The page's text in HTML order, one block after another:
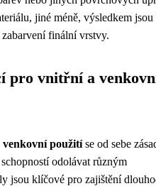
jiné méně, výsledkem jsou
finální vrstvy.
pro vnitřní a
použitíse od sebe
odolávat různým
jsou klíčové pro zajištění